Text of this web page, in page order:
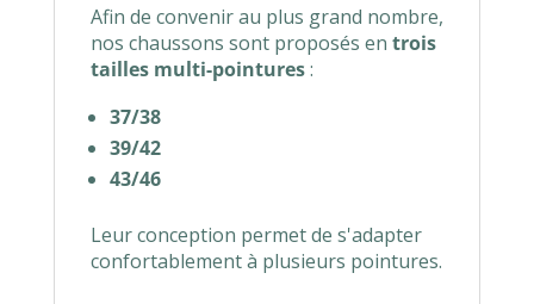
Afin de convenir au plus grand nombre,
nos chaussons sont proposés en trois
tailles multi-pointures:
37/38
39/42
43/46
Leur conception permet de s'adapter
confortablement à plusieurs pointures.